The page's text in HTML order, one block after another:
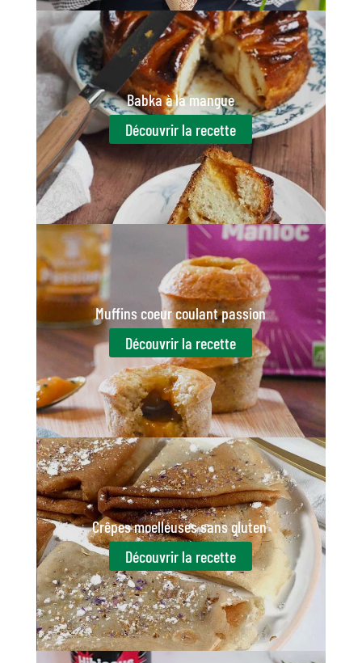
Babka à la mangue
Découvrir la recette
Muffins coeur coulant passion
Découvrir la recette
Crêpes moelleuses sans gluten
Découvrir la recette